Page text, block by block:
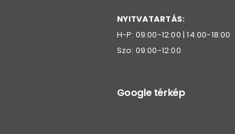
NYITVATARTÁS:
H-P: 09:00-12:00 | 14:00-18:00
Szo: 09:00-12:00
Google térkép